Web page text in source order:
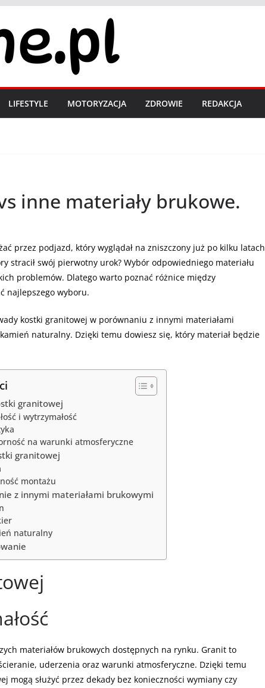
LIFESTYLE MOTORYZACJA ZDROWIE REDAKCJA
inne materiały brukowe.
przez podjazd, który wyglądał na zniszczony już po kilku latach
stracił swój pierwotny urok? Wybór odpowiedniego materiału
problemów. Dlatego warto poznać różnice między
najlepszego wyboru.
kostki granitowej w porównaniu z innymi materiałami
naturalny. Dzięki temu dowiesz się, który materiał będzie
granitowej
i wytrzymałość
na warunki atmosferyczne
granitowej
montażu
z innymi materiałami brukowymi
naturalny
materiałów brukowych dostępnych na rynku. Granit to
uderzenia oraz warunki atmosferyczne. Dzięki temu
mogą służyć przez dekady bez konieczności wymiany czy